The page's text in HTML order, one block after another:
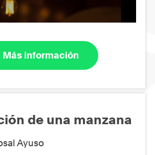
Más información
de una manzana
Ayuso